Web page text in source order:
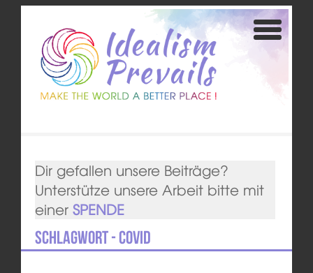
Dir gefallen unsere Beiträge?
Unterstütze unsere Arbeit bitte mit
einer SPENDE
Schlagwort - Covid